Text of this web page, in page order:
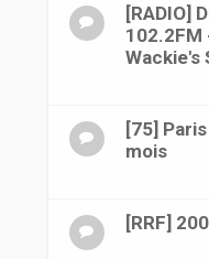
[RADIO]
102.2FM
Wackie's
[75]
mois
[RRF]